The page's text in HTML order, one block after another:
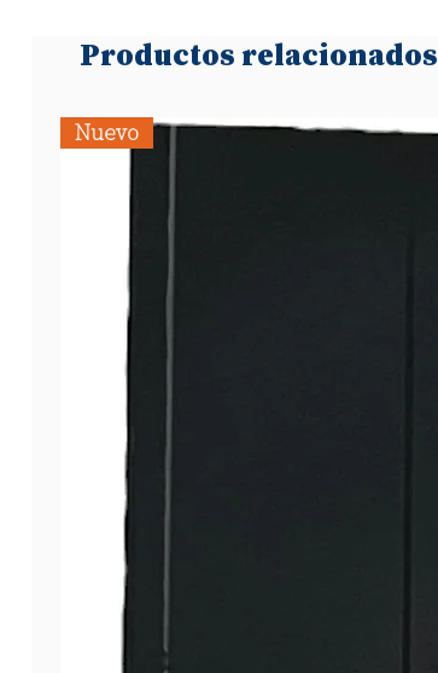
Productos relacionados
Nuevo